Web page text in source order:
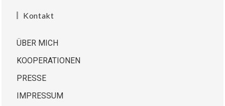
Kontakt
ÜBER MICH
KOOPERATIONEN
PRESSE
IMPRESSUM